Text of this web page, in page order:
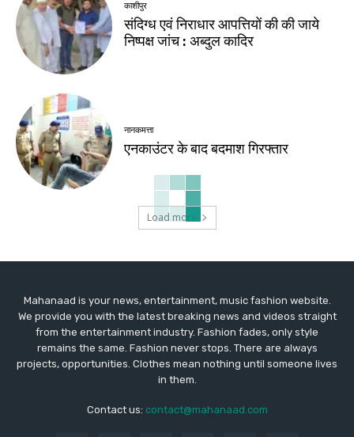
काशीपुर
संदिग्ध एवं निराधार आपत्तियों की की जाये
निष्पक्ष जांच : अब्दुल कादिर
नानकमत्ता
एनकाउंटर के बाद बदमाश गिरफ्तार
Load more
Mahanaad is your news, entertainment, music fashion website.
We provide you with the latest breaking news and videos straight
from the entertainment industry. Fashion fades, only style
remains the same. Fashion never stops. There are always
projects, opportunities. Clothes mean nothing until someone lives
in them.
Contact us: contact@mahanaad.com